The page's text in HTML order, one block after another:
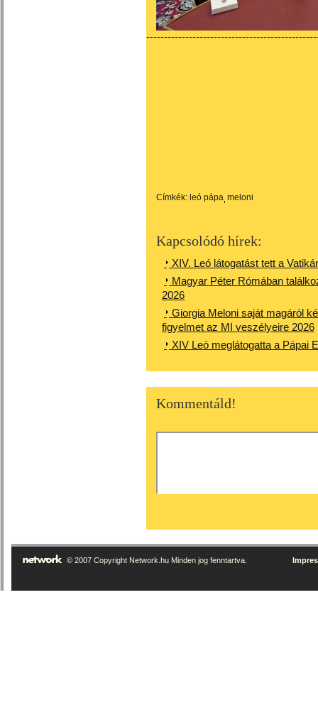
Címkék: leó pápa meloni
Kapcsolódó hírek:
XIV. Leó látogatást tett a
Magyar Péter Rómában
2026
Giorgia Meloni saját magáról
figyelmet az MI veszélyeire 2026
XIV Leó meglátogatta a Pápai
Kommentáld!
© 2007 Copyright Network.hu Minden jog fenntartva.